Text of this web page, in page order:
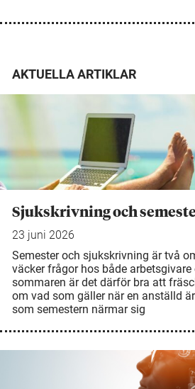
AKTUELLA ARTIKLAR
Sjukskrivning och
23 juni 2026
Semester och sjukskrivning är två
väcker frågor hos både
sommaren är det därför bra att
om vad som gäller när en anställd
som semestern närmar sig